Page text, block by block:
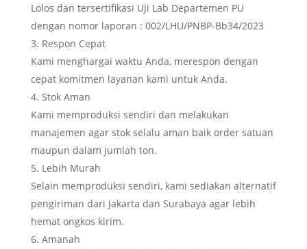
Lolos dan tersertifikasi Uji Lab Departemen PU
dengan nomor laporan : 002/LHU/PNBP-Bb34/2023
Respon Cepat
Kami menghargai waktu Anda, merespon dengan
cepat komitmen layanan kami untuk Anda.
Stok Aman
Kami memproduksi sendiri dan melakukan
manajemen agar stok selalu aman baik order satuan
maupun dalam jumlah ton.
Lebih Murah
Selain memproduksi sendiri, kami sediakan alternatif
pengiriman dari Jakarta dan Surabaya agar lebih
hemat ongkos kirim.
Amanah